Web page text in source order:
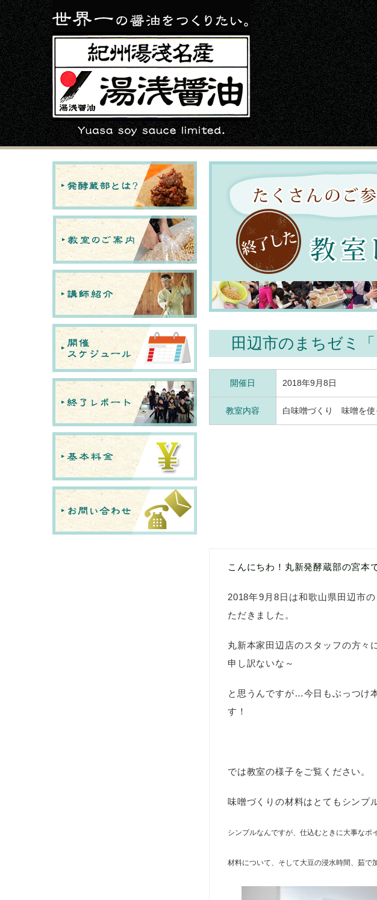
田辺市のまちゼミ
開催日 2018年9月8日
教室内容 白味噌づくり 味噌を使
こんにちわ！丸新発酵蔵部の宮本
2018年9月8日は和歌山県田辺市
ただきました。
丸新本家田辺店のスタッフの方々
申し訳ないな～
と思うんですが…今日もぶっつけ
す！
では教室の様子をご覧ください。
味噌づくりの材料はとてもシンプ
シンプルなんですが、仕込むときに大事なポ
材料について、そして大豆の浸水時間、茹で